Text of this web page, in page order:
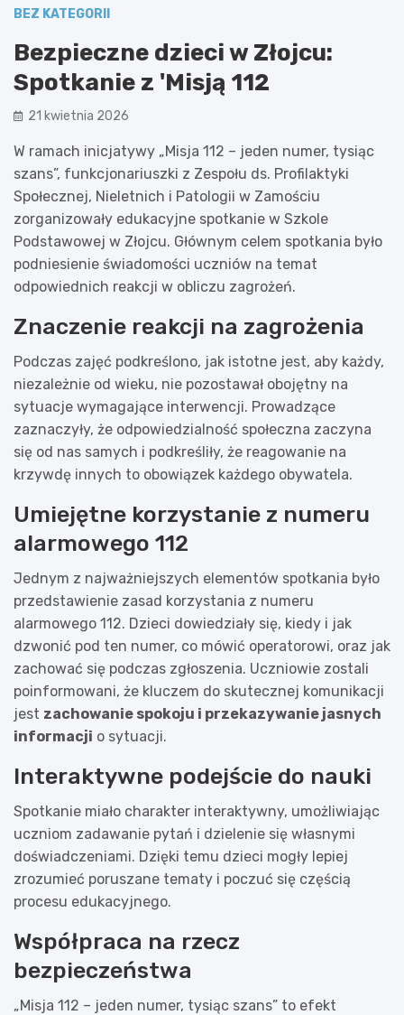
BEZ KATEGORII
Bezpieczne dzieci w Złojcu:
Spotkanie z 'Misją 112
21 kwietnia 2026
W ramach inicjatywy „Misja 112 – jeden numer, tysiąc
szans”, funkcjonariuszki z Zespołu ds. Profilaktyki
Społecznej, Nieletnich i Patologii w Zamościu
zorganizowały edukacyjne spotkanie w Szkole
Podstawowej w Złojcu. Głównym celem spotkania było
podniesienie świadomości uczniów na temat
odpowiednich reakcji w obliczu zagrożeń.
Znaczenie reakcji na zagrożenia
Podczas zajęć podkreślono, jak istotne jest, aby każdy,
niezależnie od wieku, nie pozostawał obojętny na
sytuacje wymagające interwencji. Prowadzące
zaznaczyły, że odpowiedzialność społeczna zaczyna
się od nas samych i podkreśliły, że reagowanie na
krzywdę innych to obowiązek każdego obywatela.
Umiejętne korzystanie z numeru
alarmowego 112
Jednym z najważniejszych elementów spotkania było
przedstawienie zasad korzystania z numeru
alarmowego 112. Dzieci dowiedziały się, kiedy i jak
dzwonić pod ten numer, co mówić operatorowi, oraz jak
zachować się podczas zgłoszenia. Uczniowie zostali
poinformowani, że kluczem do skutecznej komunikacji
jest zachowanie spokoju i przekazywanie jasnych
informacji o sytuacji.
Interaktywne podejście do nauki
Spotkanie miało charakter interaktywny, umożliwiając
uczniom zadawanie pytań i dzielenie się własnymi
doświadczeniami. Dzięki temu dzieci mogły lepiej
zrozumieć poruszane tematy i poczuć się częścią
procesu edukacyjnego.
Współpraca na rzecz
bezpieczeństwa
„Misja 112 – jeden numer, tysiąc szans” to efekt